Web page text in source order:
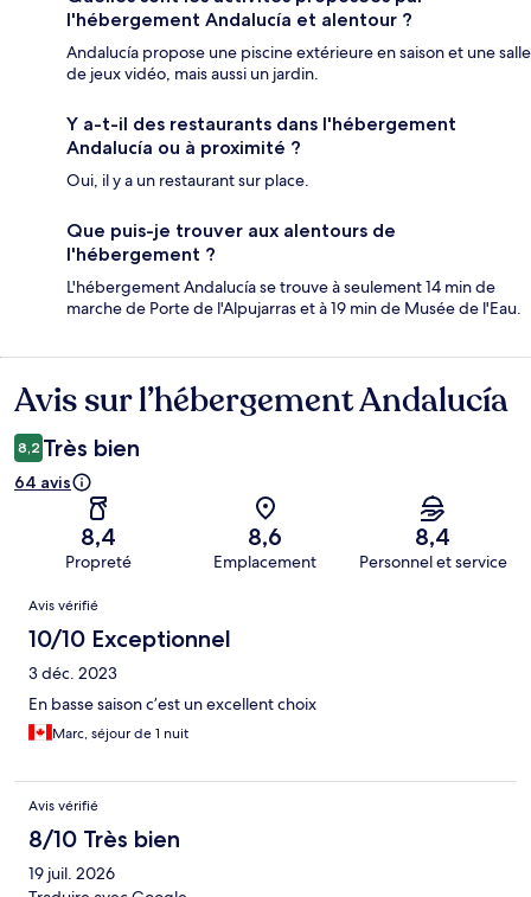
l'hébergement Andalucía et alentour ?
Andalucía propose une piscine extérieure en saison et une salle
de jeux vidéo, mais aussi un jardin.
Y a-t-il des restaurants dans l'hébergement
Andalucía ou à proximité ?
Oui, il y a un restaurant sur place.
Que puis-je trouver aux alentours de
l'hébergement ?
L'hébergement Andalucía se trouve à seulement 14 min de
marche de Porte de l'Alpujarras et à 19 min de Musée de l'Eau.
Avis
Avis sur l’hébergement Andalucía
8,2 Très bien
64 avis
8,4
Propreté
8,6
Emplacement
8,4
Personnel et service
Avis
Avis vérifié
10/10 Exceptionnel
3 déc. 2023
En basse saison c’est un excellent choix
Marc, séjour de 1 nuit
Avis vérifié
8/10 Très bien
19 juil. 2026